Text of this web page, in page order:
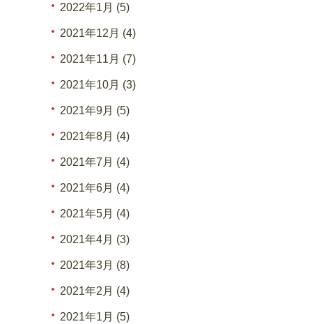
2022年1月 (5)
2021年12月 (4)
2021年11月 (7)
2021年10月 (3)
2021年9月 (5)
2021年8月 (4)
2021年7月 (4)
2021年6月 (4)
2021年5月 (4)
2021年4月 (3)
2021年3月 (8)
2021年2月 (4)
2021年1月 (5)